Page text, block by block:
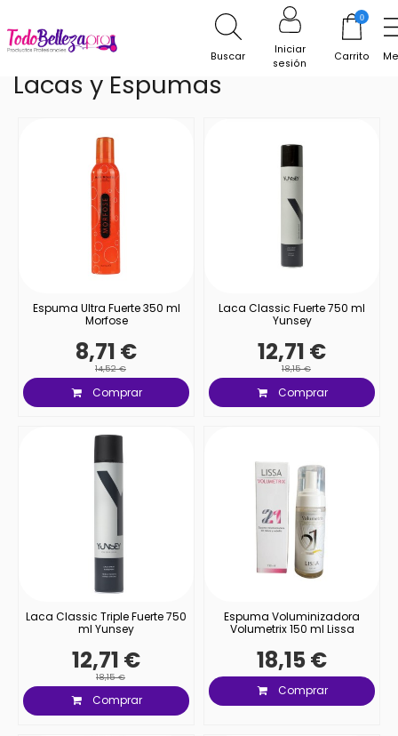
Buscar
Iniciar
sesión
0
Carrito
Lacas y Espumas
Lacas y Espumas
Espuma Ultra Fuerte 350 ml
Morfose
8,71 €
14,52 €
Comprar
Laca Classic Fuerte 750 ml
Yunsey
12,71 €
18,15 €
Comprar
Laca Classic Triple Fuerte 750
ml Yunsey
12,71 €
18,15 €
Comprar
Espuma Voluminizadora
Volumetrix 150 ml Lissa
18,15 €
Comprar